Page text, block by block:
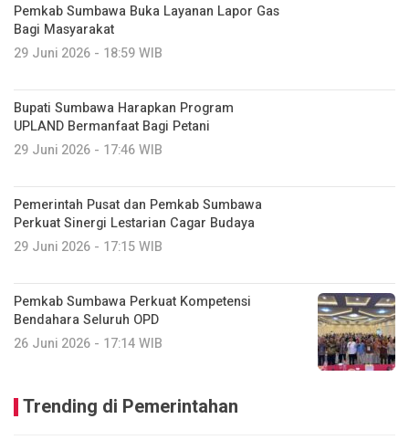
Pemkab Sumbawa Buka Layanan Lapor Gas
Bagi Masyarakat
29 Juni 2026 - 18:59 WIB
Bupati Sumbawa Harapkan Program
UPLAND Bermanfaat Bagi Petani
29 Juni 2026 - 17:46 WIB
Pemerintah Pusat dan Pemkab Sumbawa
Perkuat Sinergi Lestarian Cagar Budaya
29 Juni 2026 - 17:15 WIB
Pemkab Sumbawa Perkuat Kompetensi
Bendahara Seluruh OPD
26 Juni 2026 - 17:14 WIB
Trending di Pemerintahan